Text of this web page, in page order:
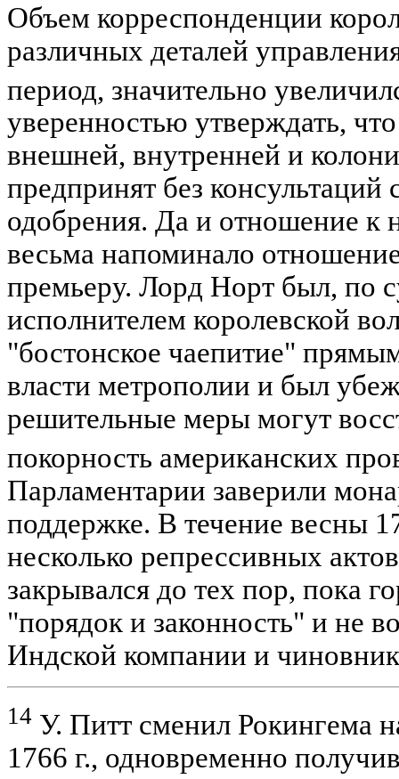
Объем корреспонденции
различных деталей
период, значительно
уверенностью утверждать,
внешней, внутренней и
предпринят без консультаций
одобрения. Да и отношение к
весьма напоминало
премьеру. Лорд Норт был, по
исполнителем королевской
"бостонское чаепитие"
власти метрополии и был
решительные меры могут
покорность американских
Парламентарии заверили
поддержке. В течение весны
несколько репрессивных
закрывался до тех пор, пока
"порядок и законность" и не
Индской компании и
14 У. Питт сменил Рокингема
1766 г., одновременно